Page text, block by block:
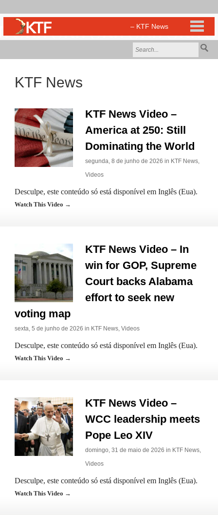
KTF News
KTF News Video –
America at 250: Still
Dominating the World
segunda, 8 de junho de 2026 in KTF News,
Videos
Desculpe, este conteúdo só está disponível em Inglês (Eua).
Watch This Video →
KTF News Video – In
win for GOP, Supreme
Court backs Alabama
effort to seek new
voting map
sexta, 5 de junho de 2026 in KTF News, Videos
Desculpe, este conteúdo só está disponível em Inglês (Eua).
Watch This Video →
KTF News Video –
WCC leadership meets
Pope Leo XIV
domingo, 31 de maio de 2026 in KTF News,
Videos
Desculpe, este conteúdo só está disponível em Inglês (Eua).
Watch This Video →